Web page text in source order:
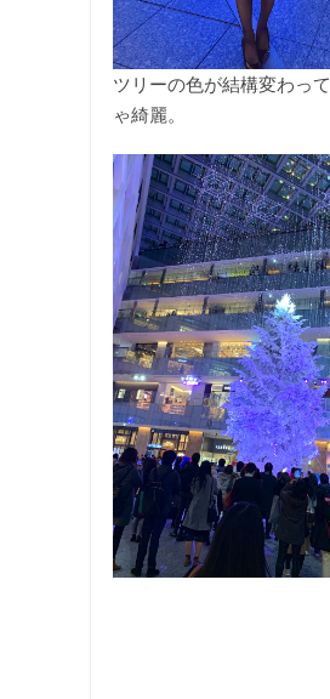
ツリーの色が結構変わっ
ゃ綺麗。